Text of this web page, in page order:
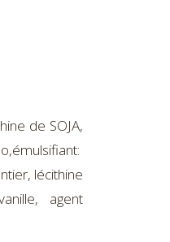
de SOJA,
lécithine
agent